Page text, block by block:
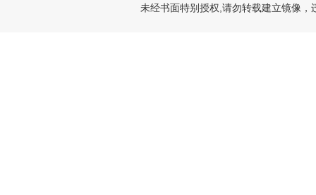
未经书面特别授权,请勿转载建立镜像